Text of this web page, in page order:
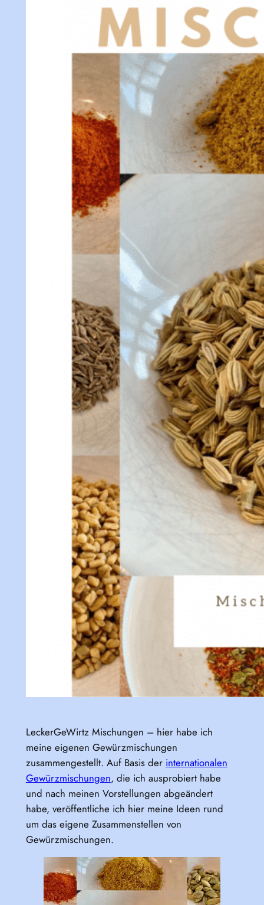
LeckerGeWirtz Mischungen – hier habe ich
meine eigenen Gewürzmischungen
zusammengestellt. Auf Basis der internationalen
Gewürzmischungen, die ich ausprobiert habe
und nach meinen Vorstellungen abgeändert
habe, veröffentliche ich hier meine Ideen rund
um das eigene Zusammenstellen von
Gewürzmischungen.